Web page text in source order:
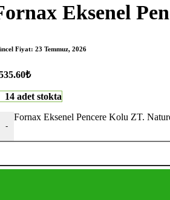
Eksenel
Fiyat: 23 Temmuz, 2026
₺
14 adet stokta
-
Fornax Eksenel Pencere Kolu ZT.